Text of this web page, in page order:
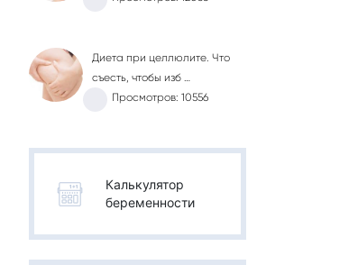
Диета при целлюлите. Что
съесть, чтобы изб …
Просмотров: 10556
Калькулятор
беременности